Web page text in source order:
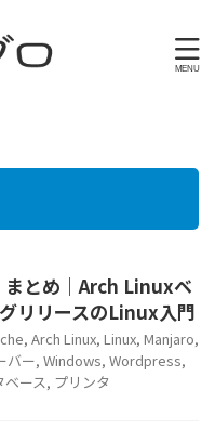
とめ｜Arch Linuxベ
リリースのLinux入門
, Arch Linux, Linux, Manjaro,
バー, Windows, Wordpress,
ベース, プリンタ